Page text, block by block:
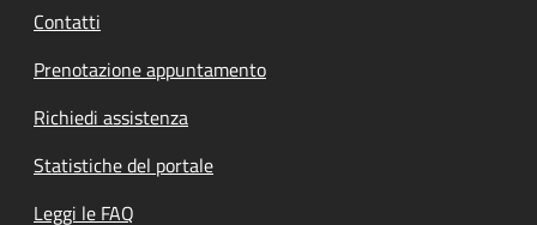
Contatti
Prenotazione appuntamento
Richiedi assistenza
Statistiche del portale
Leggi le FAQ